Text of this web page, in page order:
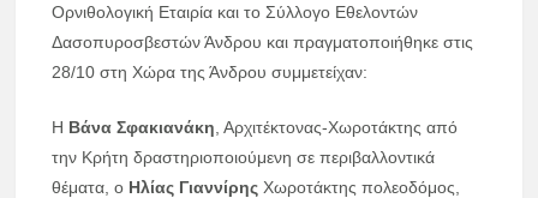
Ορνιθολογική Εταιρία και το Σύλλογο Εθελοντών
Δασοπυροσβεστών Άνδρου και πραγματοποιήθηκε στις
28/10 στη Χώρα της Άνδρου συμμετείχαν:
Η Βάνα Σφακιανάκη , Αρχιτέκτονας-Χωροτάκτης από
την Κρήτη δραστηριοποιούμενη σε περιβαλλοντικά
θέματα, ο Ηλίας Γιαννίρης Χωροτάκτης πολεοδόμος,